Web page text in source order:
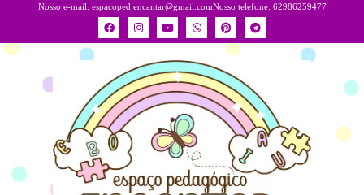
Nosso e-mail: espacoped.encantar@gmail.comNosso telefone: 62986259477